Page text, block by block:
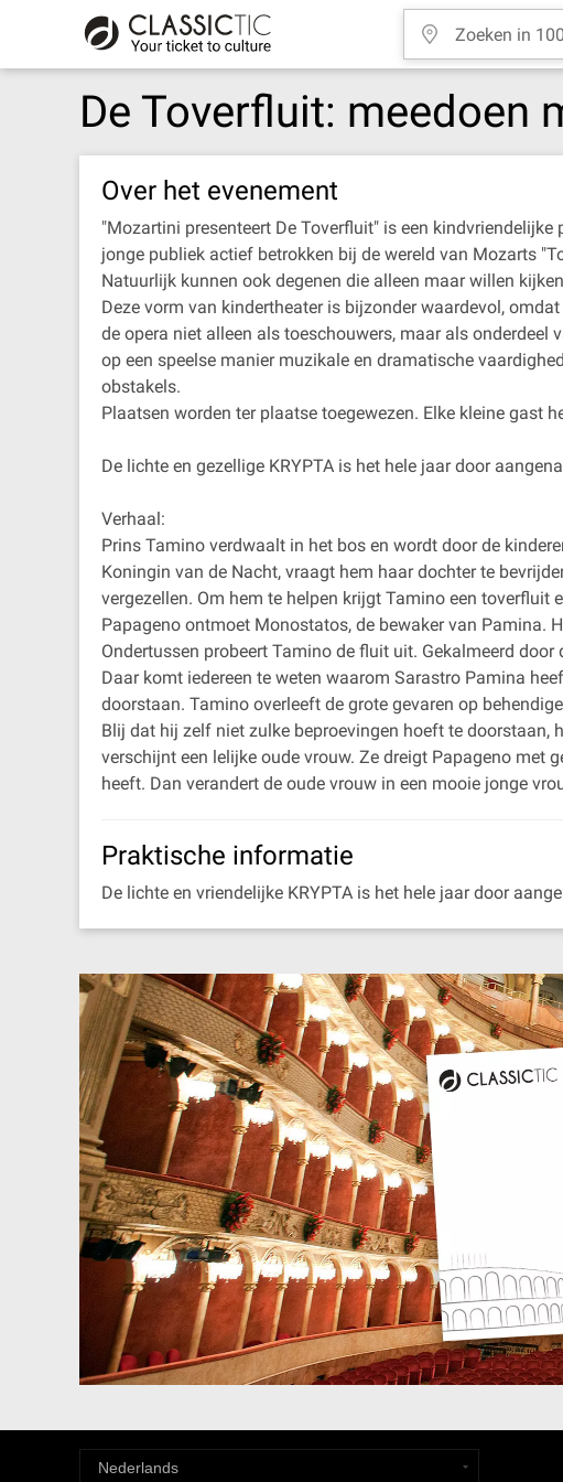
De Toverfluit: meedoen
Over het evenement
"Mozartini presenteert De Toverfluit" is een
jonge publiek actief betrokken bij de wereld van Mozarts
Natuurlijk kunnen ook degenen die alleen maar willen
Deze vorm van kindertheater is bijzonder waardevol,
de opera niet alleen als toeschouwers, maar als
op een speelse manier muzikale en dramatische
obstakels.
Plaatsen worden ter plaatse toegewezen. Elke kleine gast
De lichte en gezellige KRYPTA is het hele jaar door
Verhaal:
Prins Tamino verdwaalt in het bos en wordt door de
Koningin van de Nacht, vraagt hem haar dochter te
vergezellen. Om hem te helpen krijgt Tamino een toverfluit
Papageno ontmoet Monostatos, de bewaker van Pamina.
Ondertussen probeert Tamino de fluit uit. Gekalmeerd
Daar komt iedereen te weten waarom Sarastro Pamina
doorstaan. Tamino overleeft de grote gevaren op
Blij dat hij zelf niet zulke beproevingen hoeft te doorstaan,
verschijnt een lelijke oude vrouw. Ze dreigt Papageno met
heeft. Dan verandert de oude vrouw in een mooie jonge
Praktische informatie
De lichte en vriendelijke KRYPTA is het hele jaar door